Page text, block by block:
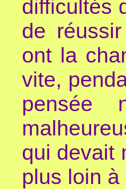
difficultés
de
ont la
vite,
pensée
qui devait
plus loin à